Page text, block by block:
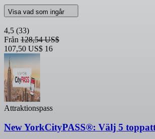
Visa vad som ingår
4,5 (33)
Från 128,54 US$
107,50 US$ 16
Attraktionspass
New YorkCityPASS®: Välj 5